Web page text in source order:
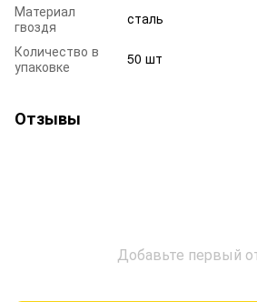
Материал
гвоздя
сталь
Количество в
упаковке
50 шт
Отзывы
Добавьте первый